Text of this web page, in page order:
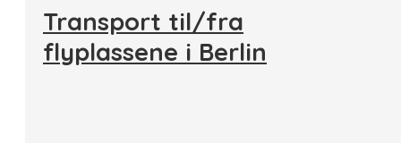
Transport til/fra
flyplassene i Berlin